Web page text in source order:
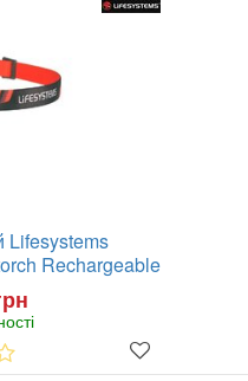
Lifesystems
Rechargeable